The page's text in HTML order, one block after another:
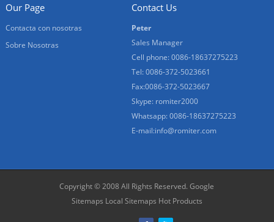
Our Page
Contacta con nosotras
Sobre Nosotras
Contact Us
Peter
Sales Manager
Cell phone: 0086-18637275223
Tel: 0086-372-5023661
Fax:0086-372-5023667
Skype: romiter2000
Whatsapp: 0086-18637275223
E-mail:info@romiter.com
Copyright © 2008 All Rights Reserved.Google
Sitemaps Local Sitemaps Hot Products